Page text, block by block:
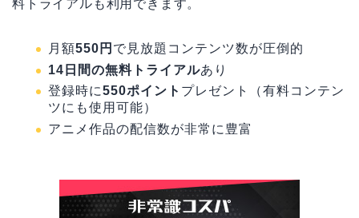
料トライアルも利用できます。
月額550円 で見放題コンテンツ数が圧倒的
14日間の無料トライアルあり
登録時に550ポイント プレゼント（有料コンテン
ツにも使用可能）
アニメ作品の配信数が非常に豊富